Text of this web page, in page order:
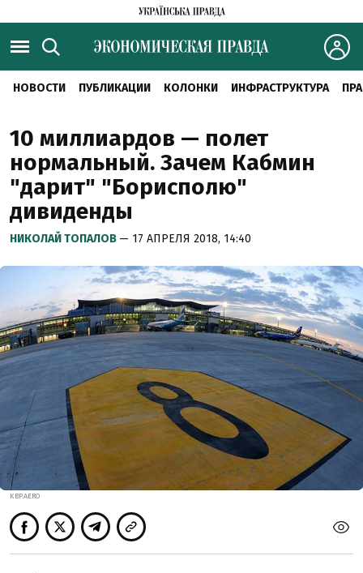
НОВОСТИ ПУБЛИКАЦИИ КОЛОНКИ ИНФРАСТРУКТУРА
10 миллиардов — полет
нормальный. Зачем Кабмин
"дарит" "Борисполю"
дивиденды
НИКОЛАЙ ТОПАЛОВ — 17 АПРЕЛЯ 2018, 14:40
KBP.AERO